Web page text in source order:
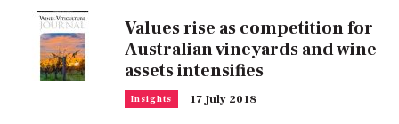
Values rise as competition for
Australian vineyards and wine
assets intensifies
Insights 17 July 2018